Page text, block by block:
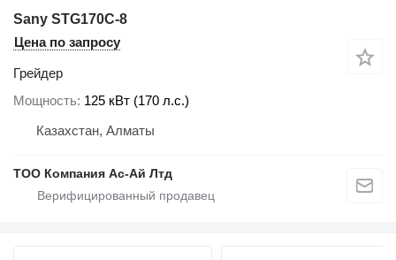
Sany STG170C-8
Цена по запросу
Грейдер
Мощность 125 кВт (170 л.с.)
Казахстан, Алматы
ТОО Компания Ас-Ай Лтд